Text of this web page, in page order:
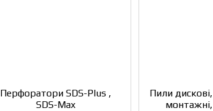
Перфоратори SDS-Plus ,
SDS-Max
Пили